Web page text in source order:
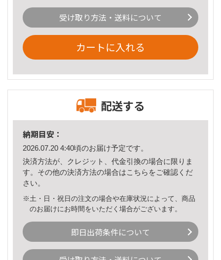
受け取り方法・送料について
カートに入れる
配送する
納期目安：
2026.07.20 4:40頃のお届け予定です。
決済方法が、クレジット、代金引換の場合に限りま
す。その他の決済方法の場合はこちら をご確認くだ
さい。
※土・日・祝日の注文の場合や在庫状況によって、商品
のお届けにお時間をいただく場合がございます。
即日出荷条件について